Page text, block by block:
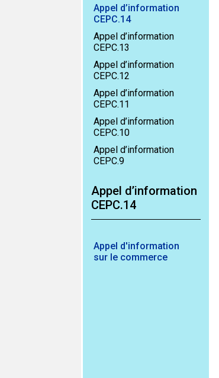
Appel d’information
CEPC.14
Appel d’information
CEPC.13
Appel d’information
CEPC.12
Appel d’information
CEPC.11
Appel d’information
CEPC.10
Appel d’information
CEPC.9
Appel d’information
CEPC.14
Appel d'information
sur le commerce